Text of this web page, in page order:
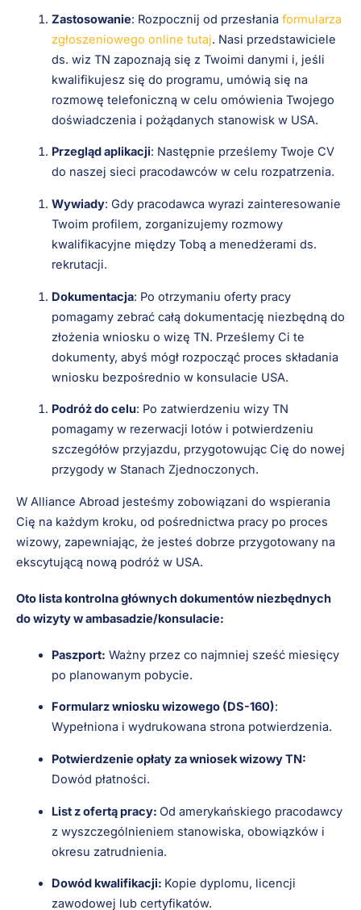
Zastosowanie: Rozpocznij od przesłania formularza
zgłoszeniowego online tutaj. Nasi przedstawiciele
ds. wiz TN zapoznają się z Twoimi danymi i, jeśli
kwalifikujesz się do programu, umówią się na
rozmowę telefoniczną w celu omówienia Twojego
doświadczenia i pożądanych stanowisk w USA.
Przegląd aplikacji: Następnie prześlemy Twoje CV
do naszej sieci pracodawców w celu rozpatrzenia.
Wywiady: Gdy pracodawca wyrazi zainteresowanie
Twoim profilem, zorganizujemy rozmowy
kwalifikacyjne między Tobą a menedżerami ds.
rekrutacji.
Dokumentacja: Po otrzymaniu oferty pracy
pomagamy zebrać całą dokumentację niezbędną do
złożenia wniosku o wizę TN. Prześlemy Ci te
dokumenty, abyś mógł rozpocząć proces składania
wniosku bezpośrednio w konsulacie USA.
Podróż do celu: Po zatwierdzeniu wizy TN
pomagamy w rezerwacji lotów i potwierdzeniu
szczegółów przyjazdu, przygotowując Cię do nowej
przygody w Stanach Zjednoczonych.
W Alliance Abroad jesteśmy zobowiązani do wspierania
Cię na każdym kroku, od pośrednictwa pracy po proces
wizowy, zapewniając, że jesteś dobrze przygotowany na
ekscytującą nową podróż w USA.
Oto lista kontrolna głównych dokumentów niezbędnych
do wizyty w ambasadzie/konsulacie:
Paszport: Ważny przez co najmniej sześć miesięcy
po planowanym pobycie.
Formularz wniosku wizowego (DS-160):
Wypełniona i wydrukowana strona potwierdzenia.
Potwierdzenie opłaty za wniosek wizowy TN:
Dowód płatności.
List z ofertą pracy: Od amerykańskiego pracodawcy
z wyszczególnieniem stanowiska, obowiązków i
okresu zatrudnienia.
Dowód kwalifikacji: Kopie dyplomu, licencji
zawodowej lub certyfikatów.